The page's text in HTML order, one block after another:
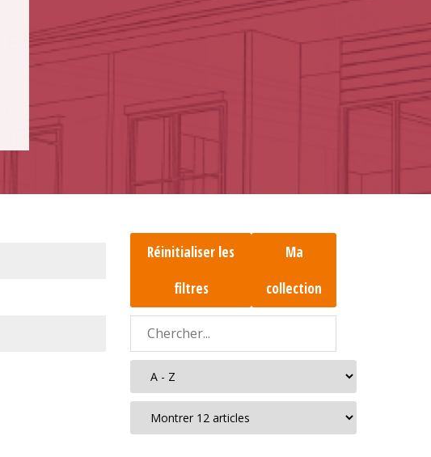
Réinitialiser les
filtres
Ma
collection